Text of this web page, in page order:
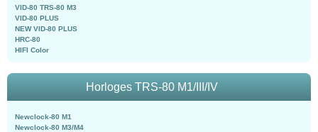
VID-80 TRS-80 M3
VID-80 PLUS
NEW VID-80 PLUS
HRC-80
HIFI Color
Horloges TRS-80 M1/III/IV
Newclock-80 M1
Newclock-80 M3/M4